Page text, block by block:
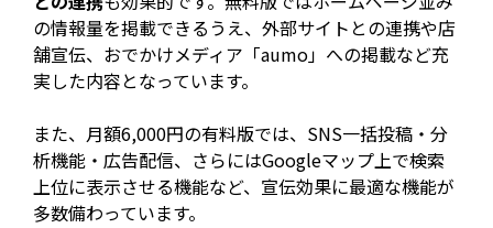
の情報量を掲載できるうえ、外部サイトとの連携や店
舗宣伝、おでかけメディア「aumo」への掲載など充
実した内容となっています。
また、月額6,000円の有料版では、SNS一括投稿・分
析機能・広告配信、さらにはGoogleマップ上で検索
上位に表示させる機能など、宣伝効果に最適な機能が
多数備わっています。